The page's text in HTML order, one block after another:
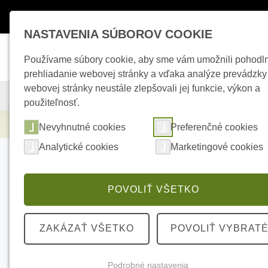
KAMEROVÉ SYSTÉMY ZABEZPEČOVACIE SYSTÉMY
Kamerové systémy HIKVISION DS-
NASTAVENIA SÚBOROV COOKIE
Používame súbory cookie, aby sme vám umožnili
prehliadanie webovej stránky a vďaka analýze prevádzky
webovej stránky neustále zlepšovali jej funkcie, výkon a
použiteľnosť.
Nevyhnutné cookies
Preferenčné cookies
Analytické cookies
Marketingové cookies
POVOLIŤ VŠETKO
ZAKÁZAŤ VŠETKO POVOLIŤ VYBRATÉ
Podrobné nastavenia